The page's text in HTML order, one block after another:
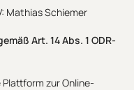
Mathias Schiemer
Art. 14 Abs. 1 ODR-
zur Online-